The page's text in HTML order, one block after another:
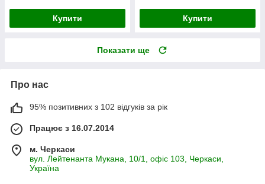
Купити Купити
Показати ще
Про нас
95% позитивних з 102 відгуків за рік
Працює з 16.07.2014
м. Черкаси
вул. Лейтенанта Мукана, 10/1, офіс 103, Черкаси,
Україна